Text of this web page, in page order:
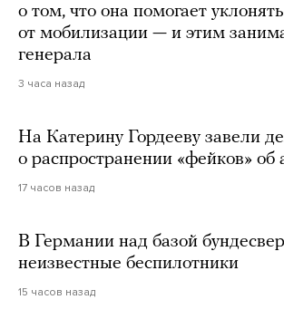
о том, что она помогает
от мобилизации — и этим
генерала
3 часа назад
На Катерину Гордееву завели
о распространении «фейков» об
17 часов назад
В Германии над базой
неизвестные беспилотники
15 часов назад